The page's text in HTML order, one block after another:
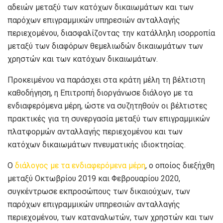
αδειών μεταξύ των κατόχων δικαιωμάτων και των
παρόχων επιγραμμικών υπηρεσιών ανταλλαγής
περιεχομένου, διασφαλίζοντας την κατάλληλη ισορροπία
μεταξύ των διαφόρων θεμελιωδών δικαιωμάτων των
χρηστών και των κατόχων δικαιωμάτων.
Προκειμένου να παράσχει στα κράτη μέλη τη βέλτιστη
καθοδήγηση, η Επιτροπή διοργάνωσε διάλογο με τα
ενδιαφερόμενα μέρη, ώστε να συζητηθούν οι βέλτιστες
πρακτικές για τη συνεργασία μεταξύ των επιγραμμικών
πλατφορμών ανταλλαγής περιεχομένου και των
κατόχων δικαιωμάτων πνευματικής ιδιοκτησίας.
Ο διάλογος με τα ενδιαφερόμενα μέρη, ο οποίος διεξήχθη
μεταξύ Οκτωβρίου 2019 και Φεβρουαρίου 2020,
συγκέντρωσε εκπροσώπους των δικαιούχων, των
παρόχων επιγραμμικών υπηρεσιών ανταλλαγής
περιεχομένου, των καταναλωτών, των χρηστών και των